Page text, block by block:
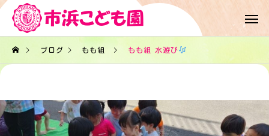
ブログ もも組 もも組 水遊び